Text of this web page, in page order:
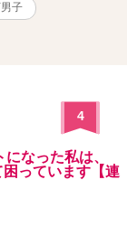
子
4
なった私は、
っています【連